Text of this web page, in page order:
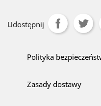
Udostępnij
Polityka
Zasady dostawy